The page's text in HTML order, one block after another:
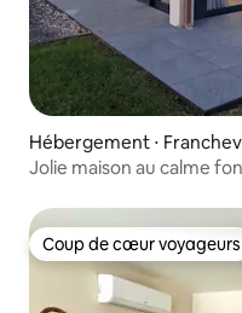
Hébergement ⋅
Jolie maison au calme
Coup de cœur voyageurs
Coup de cœur voyageurs